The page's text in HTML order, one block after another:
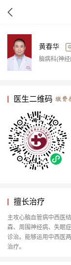
黄春华
脑病科(神
医生二维码
擅长治疗
主攻心脑血管病中西医
森、周围神经病、失眠
诊治。能够运用中西医
治疗。